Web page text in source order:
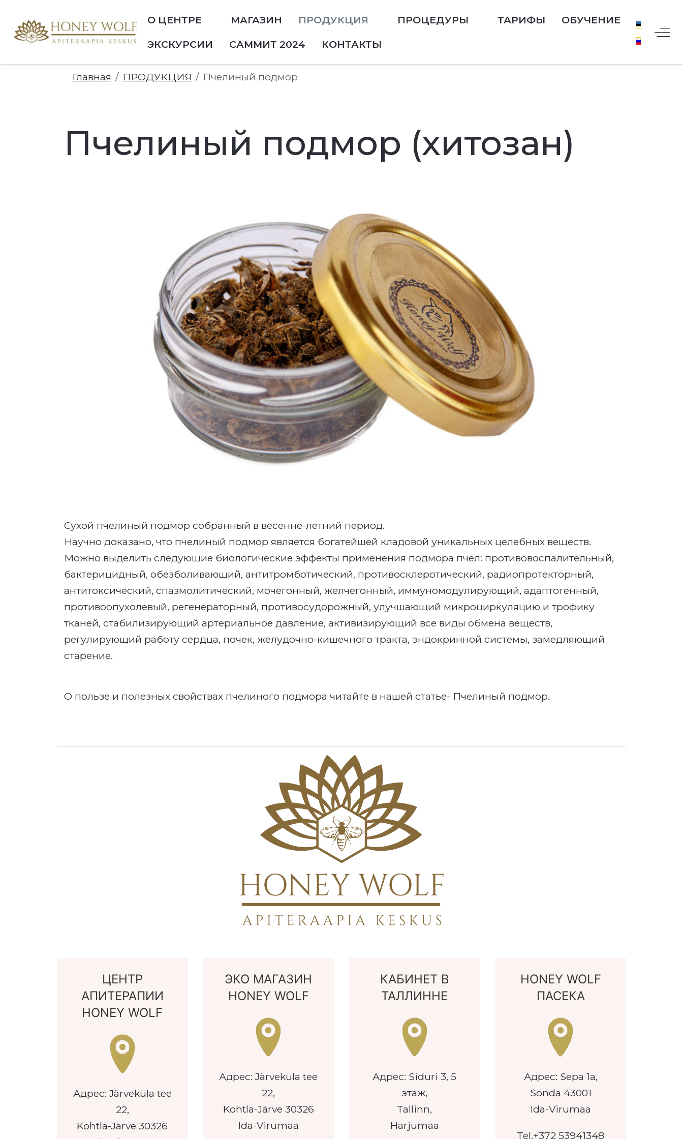
О ЦЕНТРЕ МАГАЗИН ПРОДУКЦИЯ ПРОЦЕДУРЫ ТАРИФЫ
ОБУЧЕНИЕ
ЭКСКУРСИИ
САММИТ 2024 КОНТАКТЫ
Off-
Главная ПРОДУКЦИЯ Пчелиный подмор
Пчелиный подмор (хитозан)
Сухой пчелиный подмор собранный в весенне-летний период.
Научно доказано, что пчелиный подмор является богатейшей кладовой уникальных целебных веществ.
Можно выделить следующие биологические эффекты применения подмора пчел: противо­воспалительный,
бактерицидный, обезболива­ющий, антитромботический, противосклеротический, радиопротекторный,
антитоксический, спазмолитический, мочегонный, желчегонный, иммуномодулирующий, адаптогенный,
проти­воопухолевый, регенераторный, противосудорожный, улучшающий микроциркуляцию и тро­фику
тканей, стабилизирующий артериальное давление, активизирующий все виды обмена веществ,
регулирующий работу сердца, почек, желудочно-кишечного тракта, эндокринной си­стемы, замедляющий
старение.
O пользе и полезных свойствах пчелиного подмора читайте в нашей статье- Пчелиный подмор.
ЦЕНТР
АПИТЕРАПИИ
HONEY WOLF
Адрес: Järveküla tee
22,
Kohtla-Järve 30326
ЭКО МАГАЗИН
HONEY WOLF
Адрес: Järveküla tee
22,
Kohtla-Järve 30326
Ida-Virumaa
КАБИНЕТ В
ТАЛЛИННЕ
Адрес: Siduri 3, 5
этаж,
Tallinn,
Harjumaa
HONEY WOLF
ПАСЕКА
Адрес: Sepa 1a,
Sonda 43001
Ida-Virumaa
Tel.+372 53941348